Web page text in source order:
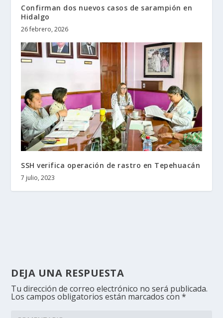
Confirman dos nuevos casos de sarampión en
Hidalgo
26 febrero, 2026
SSH verifica operación de rastro en Tepehuacán
7 julio, 2023
DEJA UNA RESPUESTA
Tu dirección de correo electrónico no será publicada.
Los campos obligatorios están marcados con*